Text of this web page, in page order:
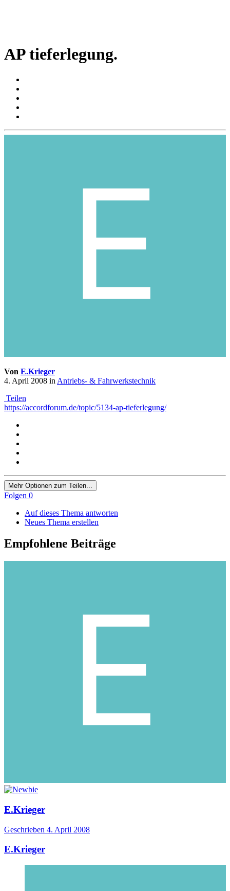
AP tieferlegung.
Von E.Krieger
4. April 2008 in Antriebs- & Fahrwerkstechnik
Teilen
https://accordforum.de/topic/5134-ap-tieferlegung/
Mehr Optionen zum Teilen...
Folgen 0
Auf dieses Thema antworten
Neues Thema erstellen
Empfohlene Beiträge
E.Krieger
Geschrieben 4. April 2008
E.Krieger